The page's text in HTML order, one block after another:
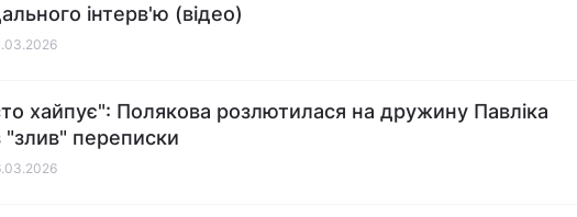
інтерв'ю (відео)
хайпує": Полякова розлютилася на дружину Павліка
"злив" переписки